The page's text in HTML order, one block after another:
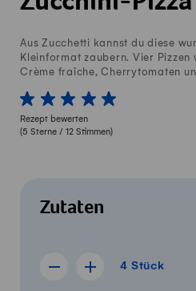
Aus Zucchetti kannst du diese
Kleinformat zaubern. Vier Pizzen
Crème fraîche, Cherrytomaten
1 von 5 Sterne
2 von 5 Sterne
3 von 5 Sterne
4 von 5 Sterne
5 von 5 Sterne
Rezept bewerten
(5 Sterne / 12 Stimmen)
Zutaten
Rezept für 3 Stück
Rezept für 5
4 Stück